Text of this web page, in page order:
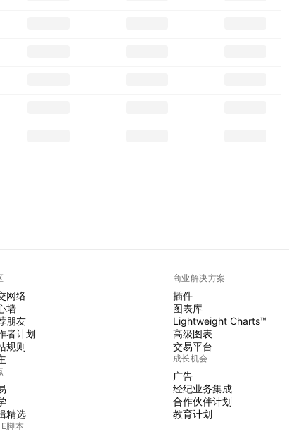
网络
墙
朋友
者计划
规则
精选
脚本
商业解决方案
插件
图表库
Lightweight Charts™
高级图表
交易平台
成长机会
广告
经纪业务集成
合作伙伴计划
教育计划